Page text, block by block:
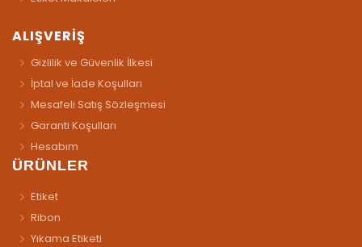
ALIŞVERİŞ
Gizlilik ve Güvenlik İlkesi
İptal ve İade Koşulları
Mesafeli Satış Sözleşmesi
Garanti Koşulları
Hesabım
ÜRÜNLER
Etiket
Ribon
Yıkama Etiketi